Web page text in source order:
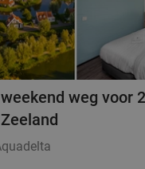
weg voor